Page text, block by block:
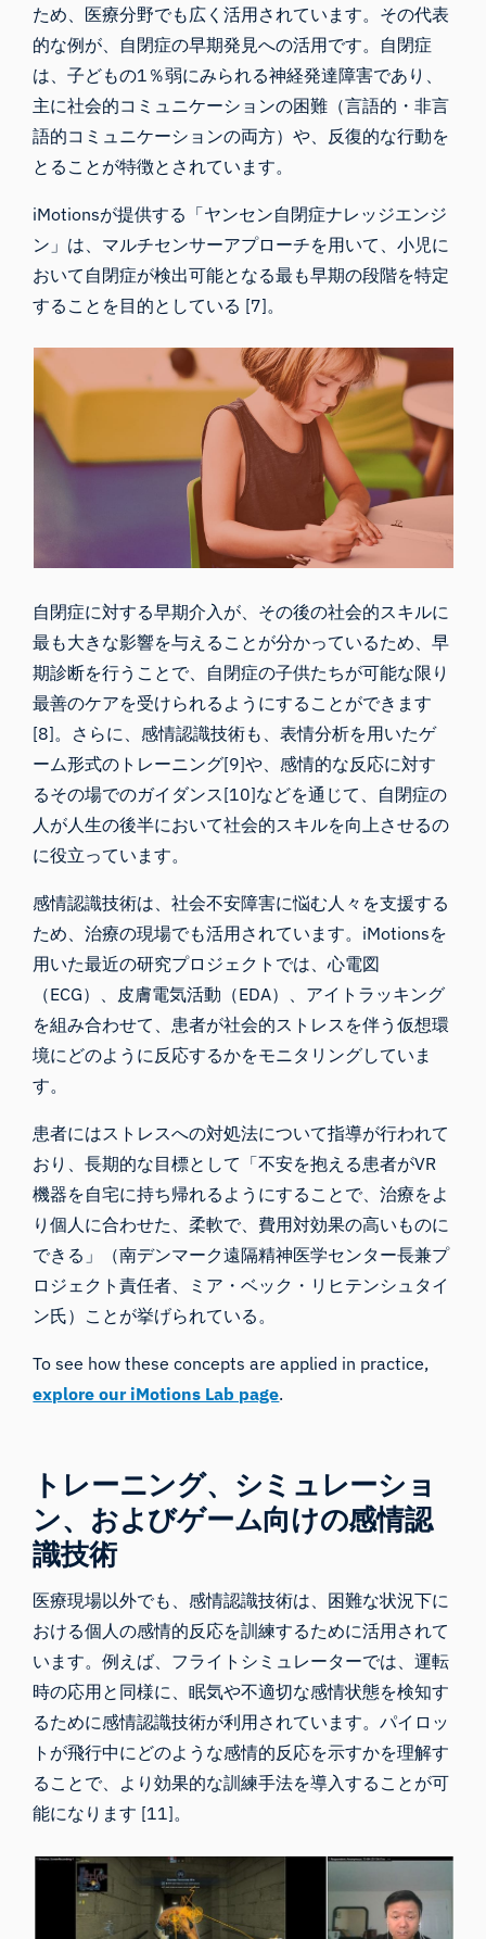
ため、医療分野でも広く活用されています。その代表
的な例が、自閉症の早期発見への活用です。自閉症
は、子どもの1％弱にみられる神経発達障害であり、
主に社会的コミュニケーションの困難（言語的・非言
語的コミュニケーションの両方）や、反復的な行動を
とることが特徴とされています。
iMotionsが提供する 「ヤンセン自閉症ナレッジエンジ
ン」は 、マルチセンサーアプローチを用いて、小児に
おいて自閉症が検出可能となる最も早期の段階を特定
することを目的としている [7]。
自閉症に対する早期介入が、その後の社会的スキルに
最も大きな影響を与えることが分かっているため、早
期診断を行うことで、自閉症の子供たちが可能な限り
最善のケアを受けられるようにすることができます
[8]。さらに、感情認識技術も、表情分析を用いたゲ
ーム形式のトレーニング[9]や、感情的な反応に対す
るその場でのガイダンス[10]などを通じて、自閉症の
人が人生の後半において社会的スキルを向上させるの
に役立っています。
感情認識技術は、社会不安障害に悩む人々を支援する
ため、治療の現場でも活用されています。 iMotionsを
用いた最近の研究プロジェクトでは、心電図
（ECG）、皮膚電気活動（EDA）、アイトラッキング
を組み合わせて、患者が社会的ストレスを伴う仮想環
境にどのように反応するかをモニタリングしていま
す。
患者にはストレスへの対処法について指導が行われて
おり、長期的な目標として「不安を抱える患者がVR
機器を自宅に持ち帰れるようにすることで、治療をよ
り個人に合わせた、柔軟で、費用対効果の高いものに
できる」（南デンマーク遠隔精神医学センター長兼プ
ロジェクト責任者、ミア・ベック・リヒテンシュタイ
ン氏）ことが挙げられている。
To see how these concepts are applied in practice,
explore our iMotions Lab page.
トレーニング、シミュレーショ
ン、およびゲーム向けの感情認
識技術
医療現場以外でも、感情認識技術は、困難な状況下に
おける個人の感情的反応を訓練するために活用されて
います。例えば、フライトシミュレーターでは、運転
時の応用と同様に、眠気や不適切な感情状態を検知す
るために感情認識技術が利用されています。パイロッ
トが飛行中にどのような感情的反応を示すかを理解す
ることで、より効果的な訓練手法を導入することが可
能になります [11]。